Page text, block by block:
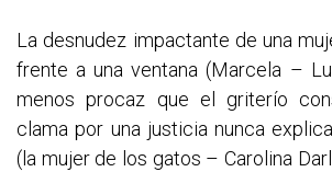
La desnudez impactante de una
frente a una ventana (Marcela –
menos procaz que el griterío
clama por una justicia nunca
(la mujer de los gatos – Carolina